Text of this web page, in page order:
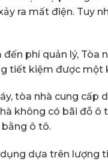
ra mất điện. Tuy
phí quản lý, Tòa
tiết kiệm được một
tòa nhà cung cấp
không có bãi đỗ ô
ô tô.
dựa trên lượng